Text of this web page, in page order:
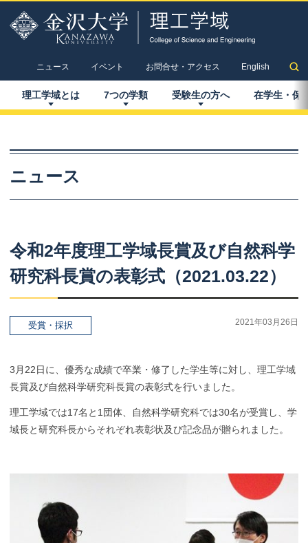
ニュース イベント お問合せ・アクセス English
理工学域とは 7つの学類 受験生の方へ 在学生 ・ 保
ニュース
令和2年度理工学域長賞及び自然科学
研究科長賞の表彰式 （2021.03.22）
受賞・採択 2021年03月26日
3月22日に、優秀な成績で卒業・修了した学生等に対し、理工学域
長賞及び自然科学研究科長賞の表彰式を行いました。
理工学域では17名と1団体、自然科学研究科では30名が受賞し、学
域長と研究科長からそれぞれ表彰状及び記念品が贈られました。